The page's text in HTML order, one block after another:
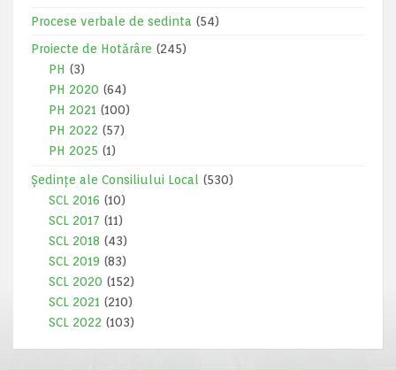
Procese verbale de sedinta (54)
Proiecte de Hotărâre (245)
PH (3)
PH 2020 (64)
PH 2021 (100)
PH 2022 (57)
PH 2025 (1)
Ședințe ale Consiliului Local
(530)
SCL 2016 (10)
SCL 2017 (11)
SCL 2018 (43)
SCL 2019 (83)
SCL 2020 (152)
SCL 2021 (210)
SCL 2022 (103)